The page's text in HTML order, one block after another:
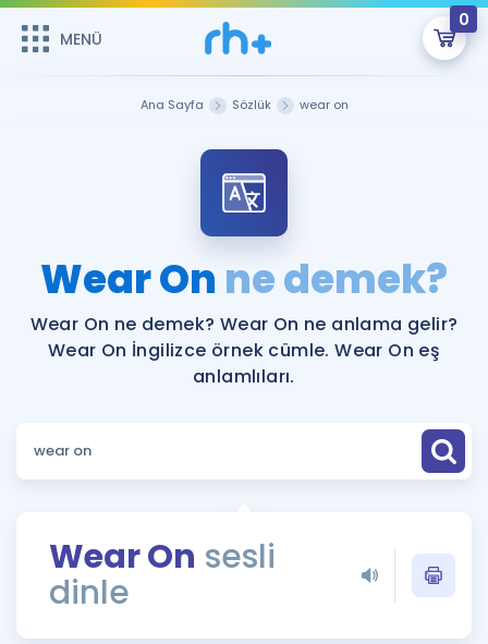
MENÜ
0
ÜYE DEĞİLİM
Sepetin Şu An Boş.
Remzi Hoca ile seni sınava hazırlayacak onlarca eğitim seni
bekliyor!
MENÜ
Faydalı Araçlar
Sözlük
Rehberlik Aracı
ÖSYM Sınav Takvimi
Hakkımızda
Ana Sayfa Sözlük wear on
Wear On ne demek?
Wear On ne demek? Wear On ne anlama gelir?
Wear On İngilizce örnek cümle. Wear On eş
anlamlıları.
Wear On sesli
dinle